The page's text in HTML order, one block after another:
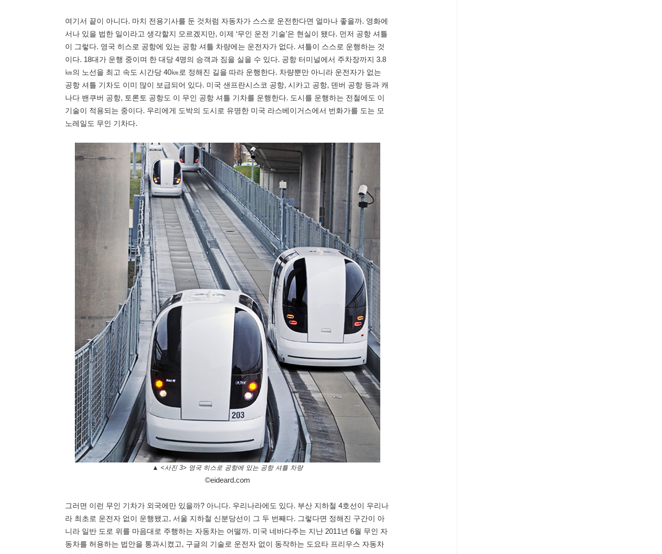
여기서 끝이 아니다. 마치 전용기사를 둔 것처럼 자동차가 스스로 운전한다면 얼마나 좋을까. 영화에
서나 있을 법한 일이라고 생각할지 모르겠지만, 이제 ‘무인 운전 기술’은 현실이 됐다. 먼저 공항 셔틀
이 그렇다. 영국 히스로 공항에 있는 공항 셔틀 차량에는 운전자가 없다. 셔틀이 스스로 운행하는 것
이다. 18대가 운행 중이며 한 대당 4명의 승객과 짐을 실을 수 있다. 공항 터미널에서 주차장까지 3.8
㎞의 노선을 최고 속도 시간당 40㎞로 정해진 길을 따라 운행한다. 차량뿐만 아니라 운전자가 없는
공항 셔틀 기차도 이미 많이 보급되어 있다. 미국 샌프란시스코 공항, 시카고 공항, 덴버 공항 등과 캐
나다 밴쿠버 공항, 토론토 공항도 이 무인 공항 셔틀 기차를 운행한다. 도시를 운행하는 전철에도 이
기술이 적용되는 중이다. 우리에게 도박의 도시로 유명한 미국 라스베이거스에서 번화가를 도는 모
노레일도 무인 기차다.
▲ <사진 3> 영국 히스로 공항에 있는 공항 셔틀 차량
©eideard.com
그러면 이런 무인 기차가 외국에만 있을까? 아니다. 우리나라에도 있다. 부산 지하철 4호선이 우리나
라 최초로 운전자 없이 운행됐고, 서울 지하철 신분당선이 그 두 번째다. 그렇다면 정해진 구간이 아
니라 일반 도로 위를 마음대로 주행하는 자동차는 어떨까. 미국 네바다주는 지난 2011년 6월 무인 자
동차를 허용하는 법안을 통과시켰고, 구글의 기술로 운전자 없이 동작하는 도요타 프리우스 자동차